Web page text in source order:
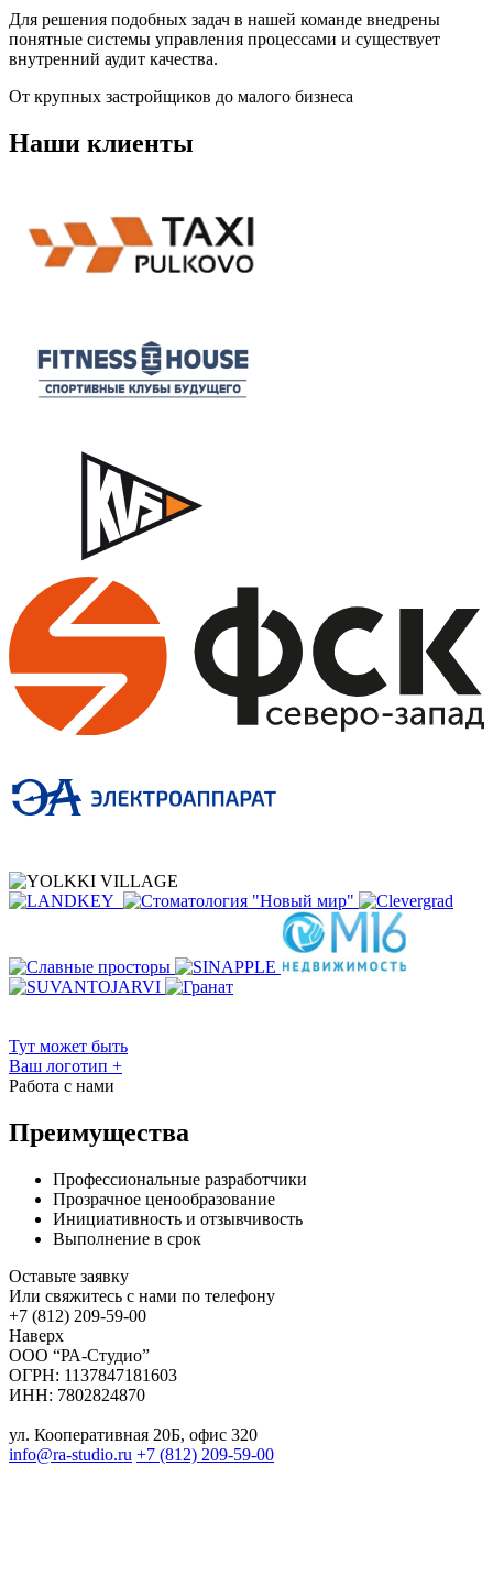
Для решения подобных задач в нашей команде внедрены
понятные системы управления процессами и существует
внутренний аудит качества.
От крупных застройщиков до малого бизнеса
Наши клиенты
Тут может быть
Ваш логотип +
Работа с нами
Преимущества
Профессиональные разработчики
Прозрачное ценообразование
Инициативность и отзывчивость
Выполнение в срок
Оставьте заявку
Или свяжитесь с нами по телефону
+7 (812) 209-59-00
Наверх
ООО “РА-Студио”
ОГРН: 1137847181603
ИНН: 7802824870
ул. Кооперативная 20Б, офис 320
info@ra-studio.ru +7 (812) 209-59-00